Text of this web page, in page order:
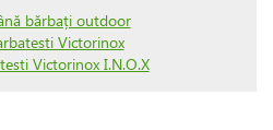
bărbați outdoor
Victorinox
Victorinox I.N.O.X